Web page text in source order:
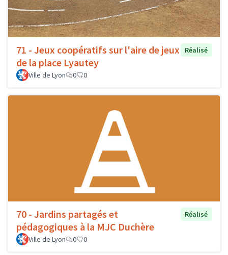
71 - Jeux coopératifs sur l'aire de jeux
de la place Lyautey
Réalisé
Ville de Lyon 0 0
70 - Jardins partagés et
pédagogiques à la MJC Duchère
Réalisé
Ville de Lyon 0 0